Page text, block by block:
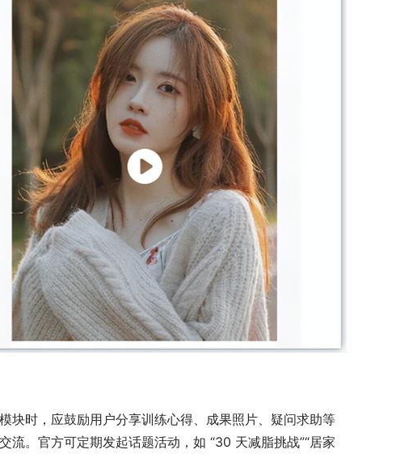
块时，应鼓励用户分享训练心得、成果照片、疑问求助等
。官方可定期发起话题活动，如 “30 天减脂挑战”“居家